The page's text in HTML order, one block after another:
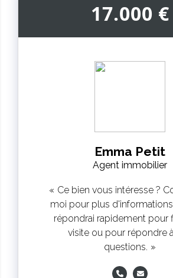
17.000 €
Emma Petit
Agent immobilier
Ce bien vous intéresse ?
moi pour plus
répondrai rapidement pour
visite ou pour répondre
questions.